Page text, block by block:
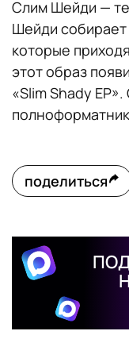
Слим Шейди —
Шейди собирает
которые
этот образ
«Slim Shady
поделиться